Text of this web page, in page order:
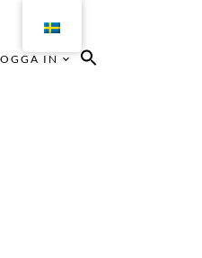
IN